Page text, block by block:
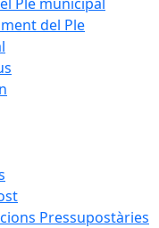
del Ple
Pressupostàries